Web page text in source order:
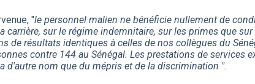
"le personnel malien ne bénéficie nullement de
sur le régime indemnitaire, sur les primes que
de résultats identiques à celles de nos collègues du
contre 144 au Sénégal. Les prestations de services
d'autre nom que du mépris et de la discrimination ".